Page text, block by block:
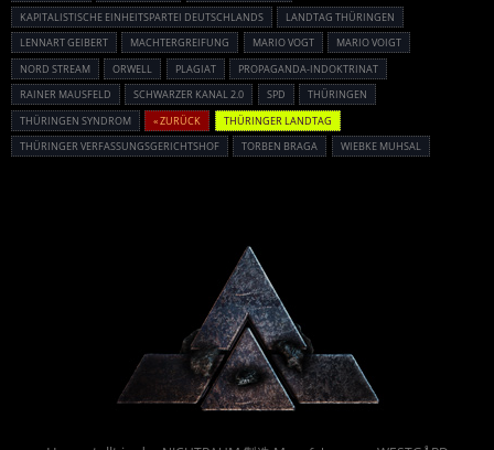
KAPITALISTISCHE EINHEITSPARTEI DEUTSCHLANDS
LANDTAG THÜRINGEN
LENNART GEIBERT
MACHTERGREIFUNG MARIO VOGT
MARIO VOIGT
NORD STREAM
ORWELL PLAGIAT
PROPAGANDA-INDOKTRINAT
RAINER MAUSFELD
SCHWARZER KANAL 2.0 SPD
THÜRINGEN
THÜRINGEN SYNDROM
« ZURÜCK
THÜRINGER LANDTAG
THÜRINGER VERFASSUNGSGERICHTSHOF
TORBEN BRAGA WIEBKE MUHSAL
Powered By :